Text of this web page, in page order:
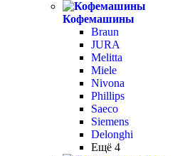
Кофемашины
Braun
JURA
Melitta
Miele
Nivona
Phillips
Saeco
Siemens
Delonghi
Ещё 4